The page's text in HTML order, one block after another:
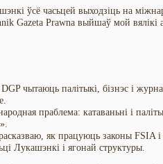
ўсё часьцей выходзіць на
Gazeta Prawna выйшаў мой вялікі
чытаюць палітыкі, бізнэс і
праблема: катаваньні і
як працуюць законы FSIA
Лукашэнкі і ягонай структуры.